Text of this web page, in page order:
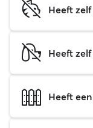
Heeft
Heeft
Heeft